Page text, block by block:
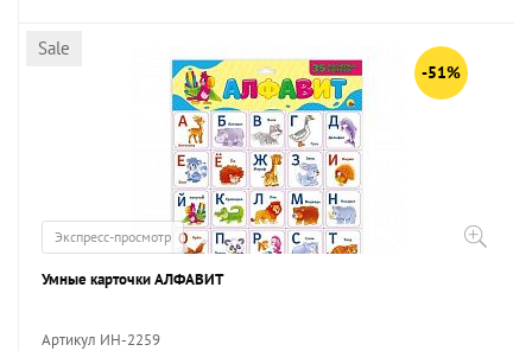
Sale
-51%
Экспресс-просмотр
Умные карточки АЛФАВИТ
Артикул ИН-2259